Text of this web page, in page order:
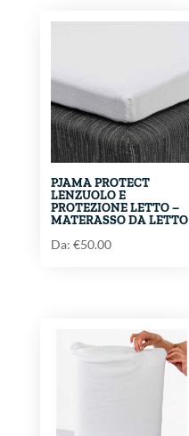
PJAMA PROTECT
LENZUOLO E
PROTEZIONE LETTO –
MATERASSO DA LETTO
Da: €50.00